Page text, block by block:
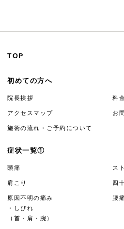
TOP
初めての方へ
院長挨拶 料
アクセスマップ お
施術の流れ・ご予約について
症状一覧①
頭痛 ス
肩こり 四
原因不明の痛み
・しびれ
（首・肩・腕）
腰痛